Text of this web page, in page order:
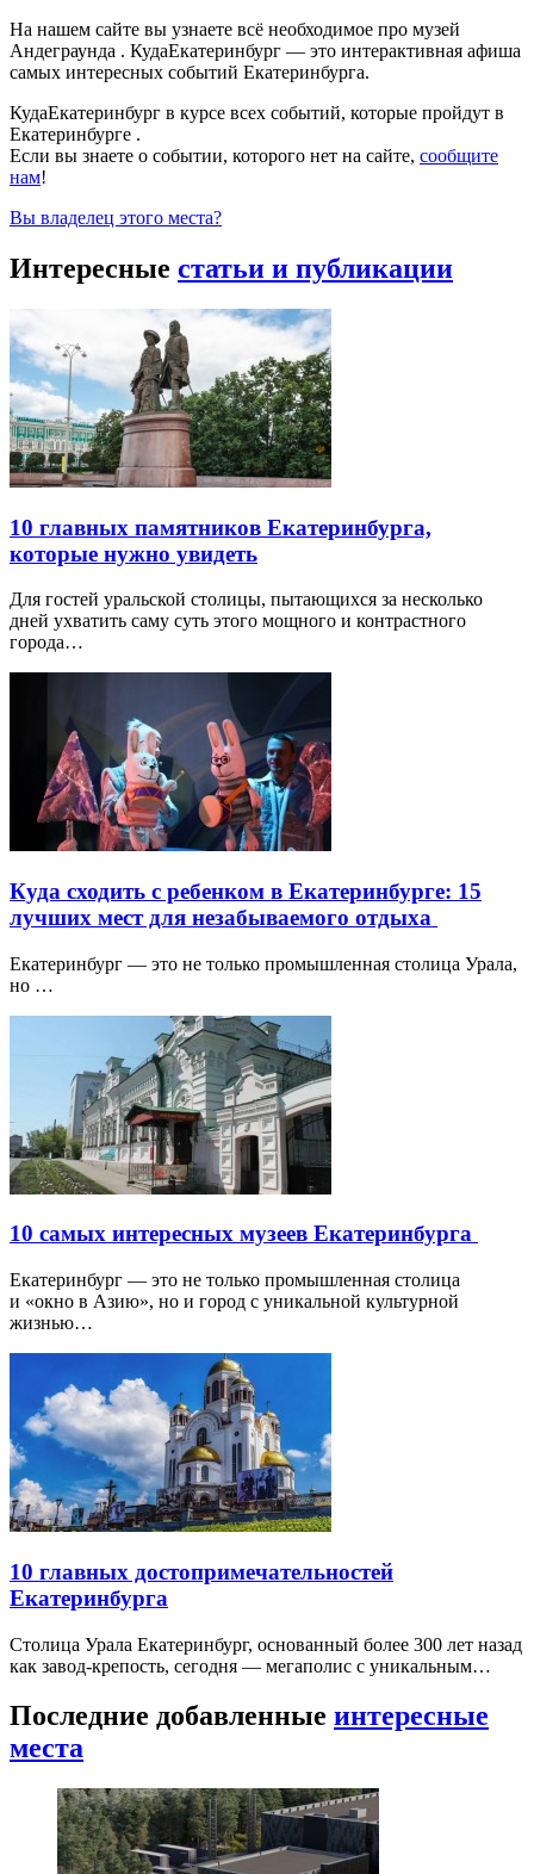
На нашем сайте вы узнаете всё необходимое про музей
Андеграунда . КудаЕкатеринбург — это интерактивная афиша
самых интересных событий Екатеринбурга.
КудаЕкатеринбург в курсе всех событий, которые пройдут в
Екатеринбурге .
Если вы знаете о событии, которого нет на сайте, сообщите
нам!
Вы владелец этого места?
Интересные статьи и публикации
10 главных памятников Екатеринбурга,
которые нужно увидеть
Для гостей уральской столицы, пытающихся за несколько
дней ухватить саму суть этого мощного и контрастного
города…
Куда сходить с ребенком в Екатеринбурге: 15
лучших мест для незабываемого отдыха
Екатеринбург — это не только промышленная столица Урала,
но …
10 самых интересных музеев Екатеринбурга
Екатеринбург — это не только промышленная столица
и «окно в Азию», но и город с уникальной культурной
жизнью…
10 главных достопримечательностей
Екатеринбурга
Столица Урала Екатеринбург, основанный более 300 лет назад
как завод-крепость, сегодня — мегаполис с уникальным…
Последние добавленные интересные
места